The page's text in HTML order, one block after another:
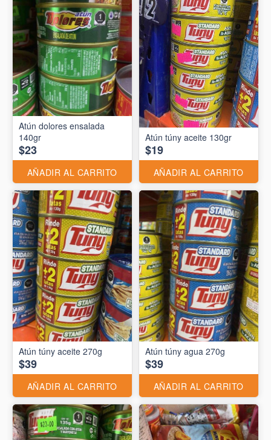
Atún dolores ensalada
140gr
$23
AÑADIR AL CARRITO
Atún túny aceite 130gr
$19
AÑADIR AL CARRITO
Atún túny aceite 270g
$39
AÑADIR AL CARRITO
Atún túny agua 270g
$39
AÑADIR AL CARRITO